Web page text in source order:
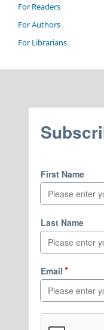
For Readers
For Authors
For Librarians